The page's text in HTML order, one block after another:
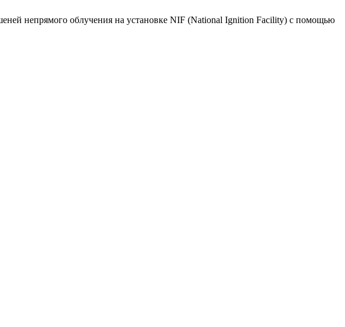
непрямого облучения на установке NIF (National Ignition Facility) с помощью